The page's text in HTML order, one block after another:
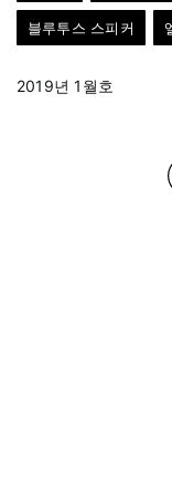
블루투스 스피커
2019년 1월호